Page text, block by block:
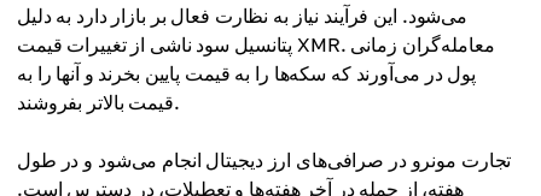
می‌شود. این فرآیند نیاز به نظارت فعال بر بازار دارد به دلیل
پتانسیل سود ناشی از تغییرات قیمت XMR. معامله‌گران زمانی
پول در می‌آورند که سکه‌ها را به قیمت پایین بخرند و آنها را به
قیمت بالاتر بفروشند.
تجارت مونرو در صرافی‌های ارز دیجیتال انجام می‌شود و در طول
هفته، از جمله در آخر هفته‌ها و تعطیلات، در دسترس است.